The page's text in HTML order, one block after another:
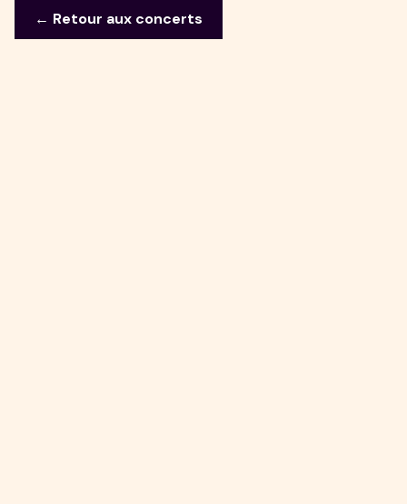
← Retour aux concerts